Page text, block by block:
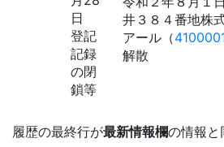
日
登記
記録
の閉
鎖等
井３８４番地株
アール（
解散
履歴の最終行が最新情報欄の情報と